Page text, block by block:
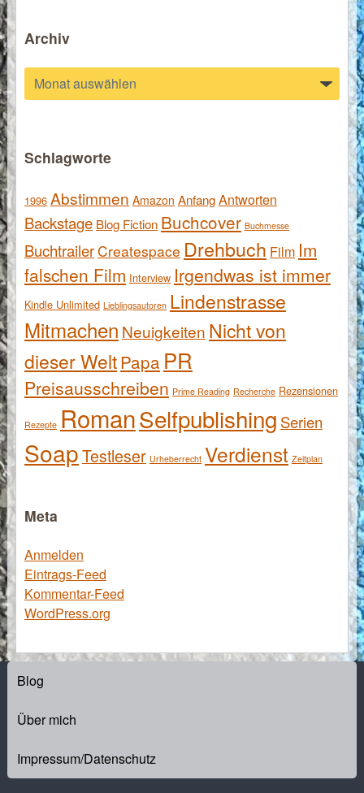
Archiv
Archiv
Schlagworte
1996 Abstimmen Amazon AnfangAntworten
Backstage Blog Fiction Buchcover Buchmesse
BuchtrailerCreatespace Drehbuch Film Im
falschen Film Interview Irgendwas ist immer
Kindle Unlimited Lieblingsautoren Lindenstrasse
Mitmachen Neuigkeiten Nicht von
dieser WeltPapa PR
Preisausschreiben Prime Reading Recherche Rezensionen
Rezepte RomanSelfpublishing Serien
SoapTestleser Urheberrecht Verdienst Zeitplan
Meta
Anmelden
Eintrags-Feed
Kommentar-Feed
WordPress.org
Blog
Über mich
Impressum/Datenschutz